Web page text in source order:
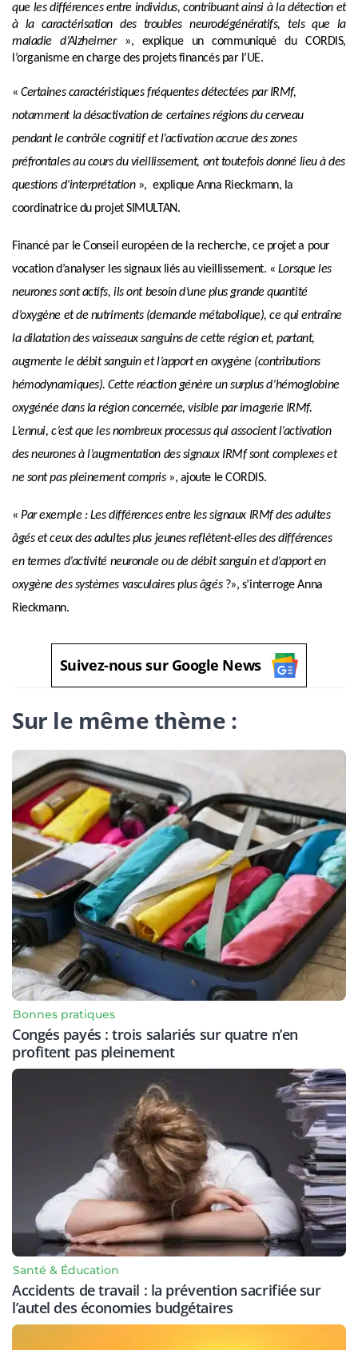
que les différences entre individus, contribuant ainsi à la détection et
à la caractérisation des troubles neurodégénératifs, tels que la
maladie d’Alzheimer», explique un communiqué du CORDIS,
l’organisme en charge des projets financés par l’UE.
«Certaines caractéristiques fréquentes détectées par IRMf,
notamment la désactivation de certaines régions du cerveau
pendant le contrôle cognitif et l’activation accrue des zones
préfrontales au cours du vieillissement, ont toutefois donné lieu à des
questions d’interprétation », explique Anna Rieckmann, la
coordinatrice du projet SIMULTAN.
Financé par le Conseil européen de la recherche, ce projet a pour
vocation d’analyser les signaux liés au vieillissement. « Lorsque les
neurones sont actifs, ils ont besoin d’une plus grande quantité
d’oxygène et de nutriments (demande métabolique), ce qui entraîne
la dilatation des vaisseaux sanguins de cette région et, partant,
augmente le débit sanguin et l’apport en oxygène (contributions
hémodynamiques). Cette réaction génère un surplus d’hémoglobine
oxygénée dans la région concernée, visible par imagerie IRMf.
L’ennui, c’est que les nombreux processus qui associent l’activation
des neurones à l’augmentation des signaux IRMf sont complexes et
ne sont pas pleinement compris», ajoute le CORDIS.
«Par exemple : Les différences entre les signaux IRMf des adultes
âgés et ceux des adultes plus jeunes reflètent-elles des différences
en termes d’activité neuronale ou de débit sanguin et d’apport en
oxygène des systèmes vasculaires plus âgés?», s’interroge Anna
Rieckmann.
Suivez-nous sur Google News
Sur le même thème :
Bonnes pratiques
Congés payés : trois salariés sur quatre n’en
profitent pas pleinement
Santé & Éducation
Accidents de travail : la prévention sacrifiée sur
l’autel des économies budgétaires